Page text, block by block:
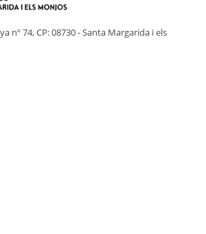
nº 74, CP: 08730 - Santa Margarida i els